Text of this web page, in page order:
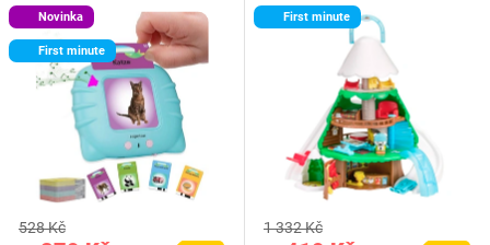
Novinka
First minute
528 Kč
First minute
1 332 Kč